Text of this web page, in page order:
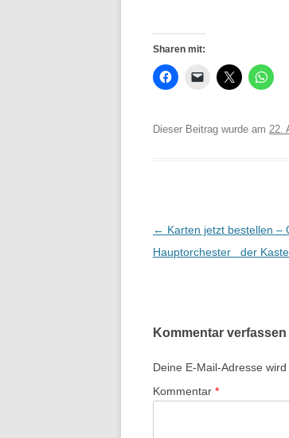
Sharen mit:
Dieser Beitrag wurde am 22.
Beitrags-
Navigation
← Karten jetzt bestellen –
Hauptorchester der
Kommentar verfassen
Deine E-Mail-Adresse
Kommentar *